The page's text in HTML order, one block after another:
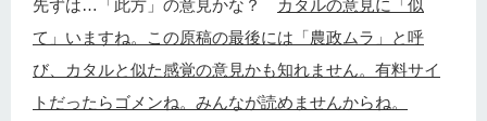
先ずは…「此方」の意見かな？
カタルの意見に「似
て」いますね。この原稿の最後には「農政ムラ」と呼
び、カタルと似た感覚の意見かも知れません。有料サイ
トだったらゴメンね。みんなが読めませんからね。